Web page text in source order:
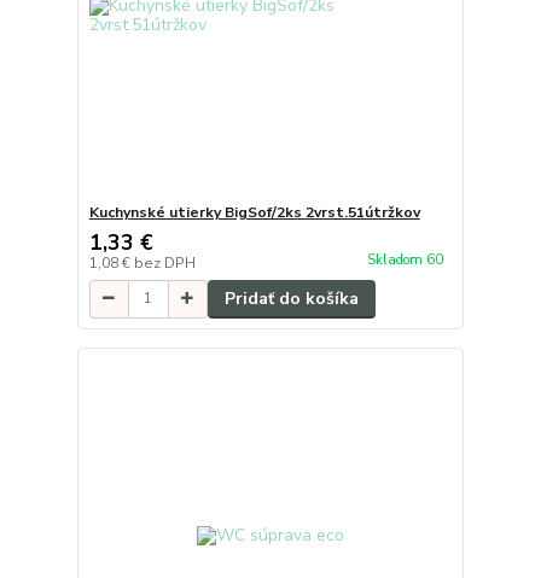
Kuchynské utierky BigSof/2ks 2vrst.51útržkov
1,33 €
1,08 € bez DPH Skladom 60
Pridať do košíka